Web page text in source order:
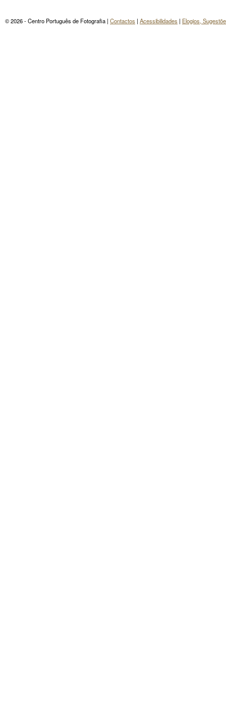
© 2026 - Centro Português de Fotografia | Contactos | Acessibilidades | Elogios,